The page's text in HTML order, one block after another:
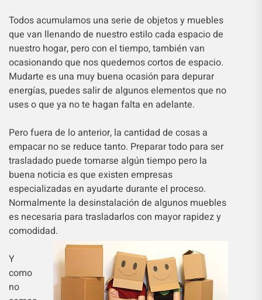
Todos acumulamos una serie de objetos y muebles
que van llenando de nuestro estilo cada espacio de
nuestro hogar, pero con el tiempo, también van
ocasionando que nos quedemos cortos de espacio.
Mudarte es una muy buena ocasión para depurar
energías, puedes salir de algunos elementos que no
uses o que ya no te hagan falta en adelante.
Pero fuera de lo anterior, la cantidad de cosas a
empacar no se reduce tanto. Preparar todo para ser
trasladado puede tomarse algún tiempo pero la
buena noticia es que existen empresas
especializadas en ayudarte durante el proceso.
Normalmente la desinstalación de algunos muebles
es necesaria para trasladarlos con mayor rapidez y
comodidad.
Y
como
no